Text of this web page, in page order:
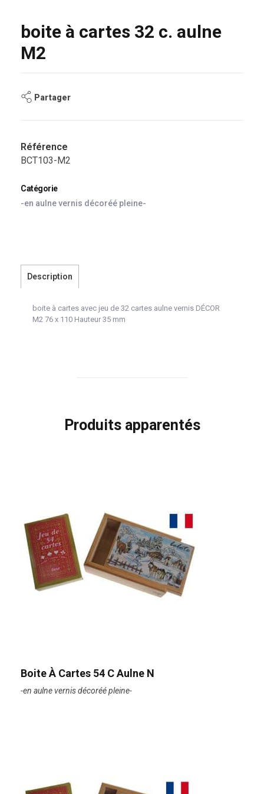
boite à cartes 32 c. aulne
M2
Partager
Référence
BCT103-M2
Catégorie
-en aulne vernis décoréé pleine-
Description
boite à cartes avec jeu de 32 cartes aulne vernis DÉCOR
M2 76 x 110 Hauteur 35 mm
Produits apparentés
Boite À Cartes 54 C Aulne N
-en aulne vernis décoréé pleine-